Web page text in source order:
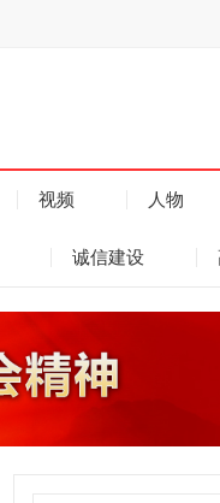
视频 人物
诚信建设